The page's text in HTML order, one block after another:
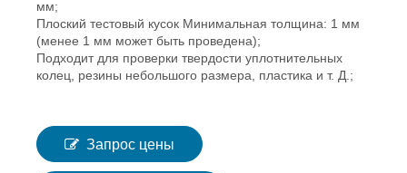
мм;
Плоский тестовый кусок Минимальная толщина: 1 мм
(менее 1 мм может быть проведена);
Подходит для проверки твердости уплотнительных
колец, резины небольшого размера, пластика и т. Д.;
Запрос цены